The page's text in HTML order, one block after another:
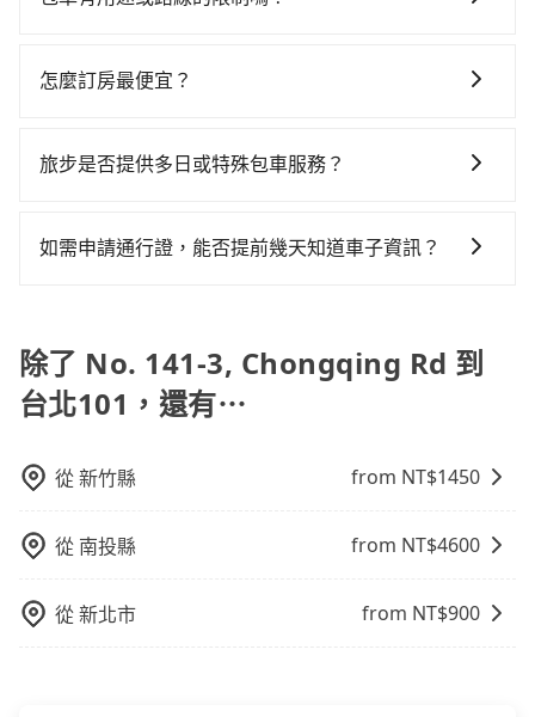
搭乘高鐵而不預約包車，不僅每人至少額外負擔80元車
tripool的拼車共乘服務，最多可再節省50%的交通費
差的車款，如果人數超過四位，更是沒有較大的七人座
凹的車門仍未被修理，每一次租車都好像在開樂透一
車位，對於急著用車或者要載其他乘客的人來說就有不
就顯得非常不便。
約有27%會採現場議價，建議最好先上網預約，以免當
的最佳選擇。
台灣任何地方，只要是長途交通且途中遵守台灣法律，
來訪、寵物檢疫、預約叫車、機場接送、定期洗腎、包
車。如需公司報帳打統編，在結帳時可以受理，並於乘
怎麼訂房最便宜？
OTA (online travel agent) 來完成，除了可以快速依據
會員或者使用特定的信用卡，還可以累積點數做現金回
完後預定就完成，事先不用電話確認空房，事後也不用
告知付款完畢，一切都能在網路上操作。但有些較冷門
或規模較小的飯店，有可能再多平台同時上架而發生超
在預定時要不選擇評分高、評論多的飯店，不然就是還
煩，有些時候直接打電話問的價格可能比民宿訂房網來
得便宜，但缺點就是多數要匯款並再人工確認。假如不
或者國際Airbnb都值得推薦。
旅步是否提供多日或特殊包車服務？
專人回覆您。
如需申請通行證，能否提前幾天知道車子資訊？
在用車前一天才開始安排車輛，並於用車前一天晚上8點
提供服務司機和車輛資訊。如果您有特殊的用車需求，
可事先將您的需求寄至旅步的客服信箱：
協助安排。」
除了 No. 141-3, Chongqing Rd 到
台北101，還有⋯
從新竹縣 from NT$1450
從 南投縣 from NT$4600
從新北市 from NT$900